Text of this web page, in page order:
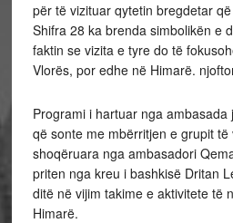
për të vizituar qytetin bregdetar
Shifra 28 ka brenda simbolikën e
faktin se vizita e tyre do të
Vlorës, por edhe në Himarë.
Programi i hartuar nga ambasada
që sonte me mbërritjen e grupit të
shoqëruara nga ambasadori
priten nga kreu i bashkisë Dritan
ditë në vijim takime e aktivitete të
Himarë.